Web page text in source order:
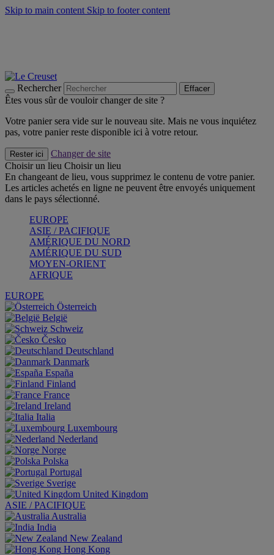
Skip to main content Skip to footer content
Rechercher Effacer
Êtes vous sûr de vouloir changer de site ?
Votre panier sera vide sur le nouveau site. Mais ne vous inquiétez
pas, votre panier reste disponible ici à votre retour.
Rester ici
Changer de site
Choisir un lieu Choisir un lieu
En changeant de lieu, vous supprimez le contenu de votre panier.
Les articles achetés en ligne ne peuvent être envoyés uniquement
dans le pays sélectionné.
EUROPE
ASIE / PACIFIQUE
AMÉRIQUE DU NORD
AMÉRIQUE DU SUD
MOYEN-ORIENT
AFRIQUE
EUROPE
Österreich
België
Schweiz
Česko
Deutschland
Danmark
España
Finland
France
Ireland
Italia
Luxembourg
Nederland
Norge
Polska
Portugal
Sverige
United Kingdom
ASIE / PACIFIQUE
Australia
India
New Zealand
Hong Kong